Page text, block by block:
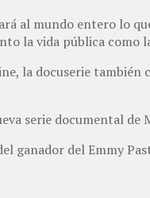
al mundo entero lo
la vida pública como
la docuserie también
serie documental de
ganador del Emmy